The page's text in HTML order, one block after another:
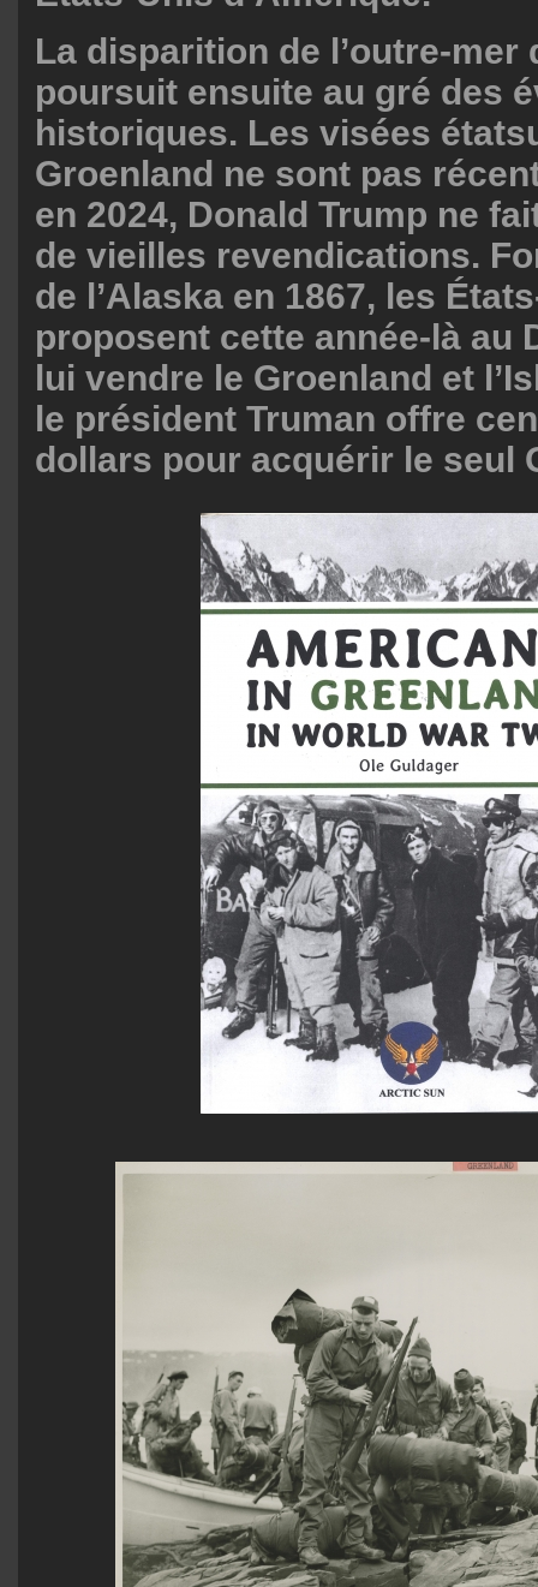
La disparition de l’outre-mer
poursuit ensuite au gré des
historiques. Les visées
Groenland ne sont pas
en 2024, Donald Trump ne
de vieilles revendications.
de l’Alaska en 1867, les
proposent cette année-là au
lui vendre le Groenland et
le président Truman offre
dollars pour acquérir le seul